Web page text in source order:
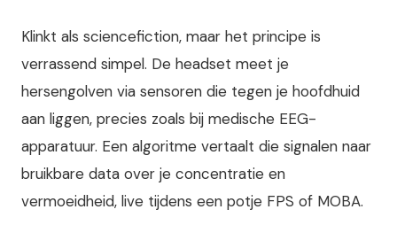
Klinkt als sciencefiction, maar het principe is
verrassend simpel. De headset meet je
hersengolven via sensoren die tegen je hoofdhuid
aan liggen, precies zoals bij medische EEG-
apparatuur. Een algoritme vertaalt die signalen naar
bruikbare data over je concentratie en
vermoeidheid, live tijdens een potje FPS of MOBA.